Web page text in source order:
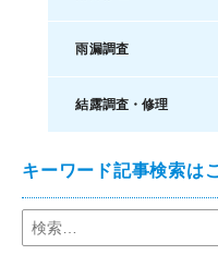
雨漏調査
結露調査・修理
キーワード記事検索は